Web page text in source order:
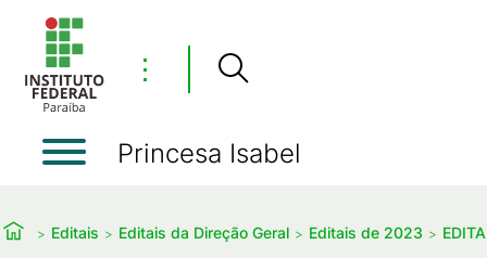
⋮
Princesa Isabel
Editais Editais da Direção Geral Editais de 2023